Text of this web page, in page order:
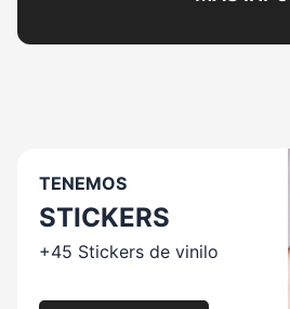
TENEMOS
STICKERS
+45 Stickers de vinilo